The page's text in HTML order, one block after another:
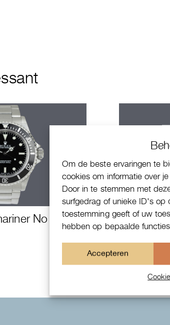
Om de beste ervaringen te
cookies om informatie over
Door in te stemmen met
surfgedrag of unieke ID's op
toestemming geeft of uw
hebben op bepaalde
Accepteren
No Date